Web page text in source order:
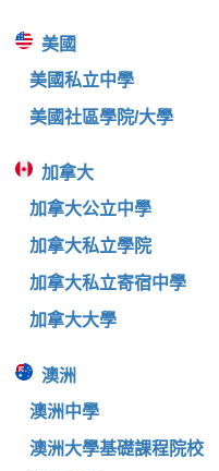
美國
美國私立中學
美國社區學院/大學
加拿大
加拿大公立中學
加拿大私立學院
加拿大私立寄宿中學
加拿大大學
澳洲
澳洲中學
澳洲大學基礎課程院校